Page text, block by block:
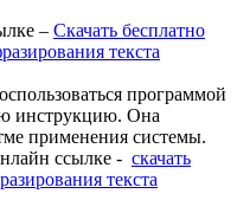
– Скачать бесплатно
текста
программой
инструкцию. Она
применения системы.
ссылке - скачать
текста